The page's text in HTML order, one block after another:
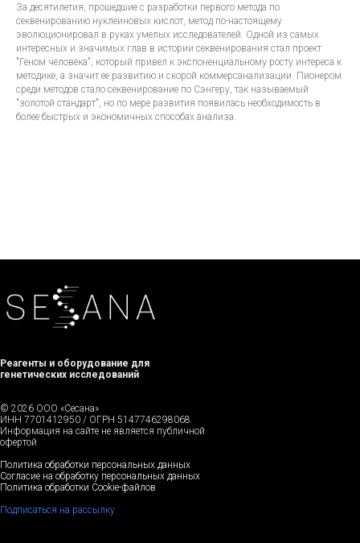
За десятилетия, прошедшие с разработки первого метода по
секвенированию нуклеиновых кислот, метод по-настоящему
эволюционировал в руках умелых исследователей. Одной из самых
интересных и значимых глав в истории секвенирования стал проект
"Геном человека", который привел к экспоненциальному росту интереса к
методике, а значит ее развитию и скорой коммерсанализации. Пионером
среди методов стало секвенирование по Сэнгеру, так называемый
"золотой стандарт", но по мере развития появилась необходимость в
более быстрых и экономичных способах анализа.
Реагенты и оборудование для
генетических исследований
© 2026 ООО «Сесана»
ИНН 7701412950 / ОГРН 5147746298068.
Информация на сайте не является публичной
офертой
Политика обработки персональных данных
Согласие на обработку персональных данных
Политика обработки Cookie-файлов
Подписаться на рассылку